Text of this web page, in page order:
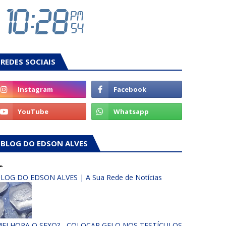
REDES SOCIAIS
BLOG DO EDSON ALVES
DO EDSON ALVES | A Sua Rede de Notícias